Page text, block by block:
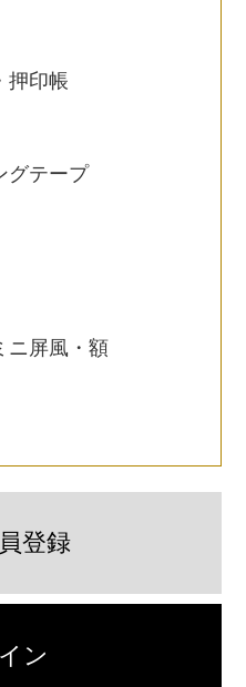
押印帳
グテープ
ニ屏風・額
登録
ン